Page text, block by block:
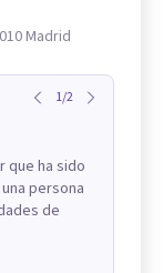
Madrid
1/2
que ha sido
persona
de